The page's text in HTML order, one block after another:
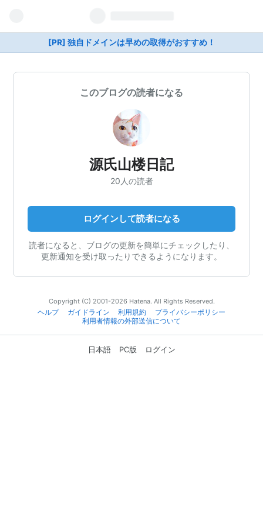
[PR] 独自ドメインは早めの取得がおすすめ！
このブログの読者になる
源氏山楼日記
20人の読者
ログインして読者になる
読者になると、ブログの更新を簡単にチェックしたり、
更新通知を受け取ったりできるようになります。
Copyright (C) 2001-2026 Hatena. All Rights Reserved.
ヘルプ
ガイドライン 利用規約
プライバシーポリシー
利用者情報の外部送信について
日本語 PC版 ログイン